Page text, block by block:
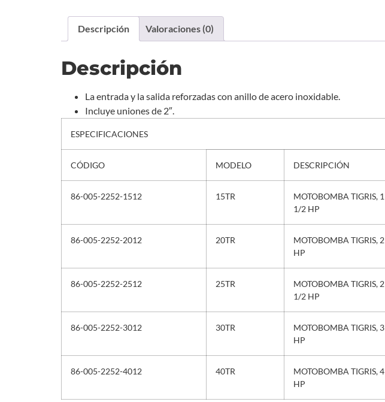
Descripción Valoraciones (0)
Descripción
La entrada y la salida reforzadas con anillo de acero inoxidable.
Incluye uniones de 2″.
ESPECIFICACIONES
CÓDIGO MODELO DESCRIPCIÓN
86-005-2252-1512 15TR
MOTOBOMBA TIGRIS, 1
1/2 HP
86-005-2252-2012 20TR
MOTOBOMBA TIGRIS, 2
HP
86-005-2252-2512 25TR
MOTOBOMBA TIGRIS, 2
1/2 HP
86-005-2252-3012 30TR
MOTOBOMBA TIGRIS, 3
HP
86-005-2252-4012 40TR
MOTOBOMBA TIGRIS, 4
HP